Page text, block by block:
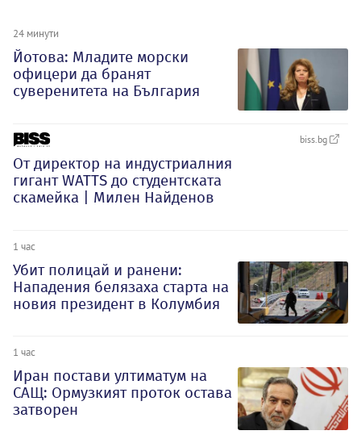
24 минути
Йотова: Младите морски
офицери да бранят
суверенитета на България
biss.bg
От директор на индустриалния
гигант WATTS до студентската
скамейка | Милен Найденов
1 час
Убит полицай и ранени:
Нападения белязаха старта на
новия президент в Колумбия
1 час
Иран постави ултиматум на
САЩ: Ормузкият проток остава
затворен